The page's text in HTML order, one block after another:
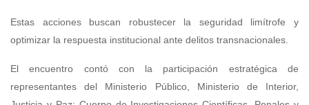
Estas acciones buscan robustecer la seguridad limítrofe y
optimizar la respuesta institucional ante delitos transnacionales.
El encuentro contó con la participación estratégica de
representantes del Ministerio Público, Ministerio de Interior,